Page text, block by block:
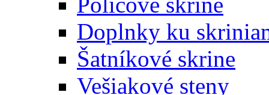
Doplnky ku
Šatníkové skrine
Vešiakové steny